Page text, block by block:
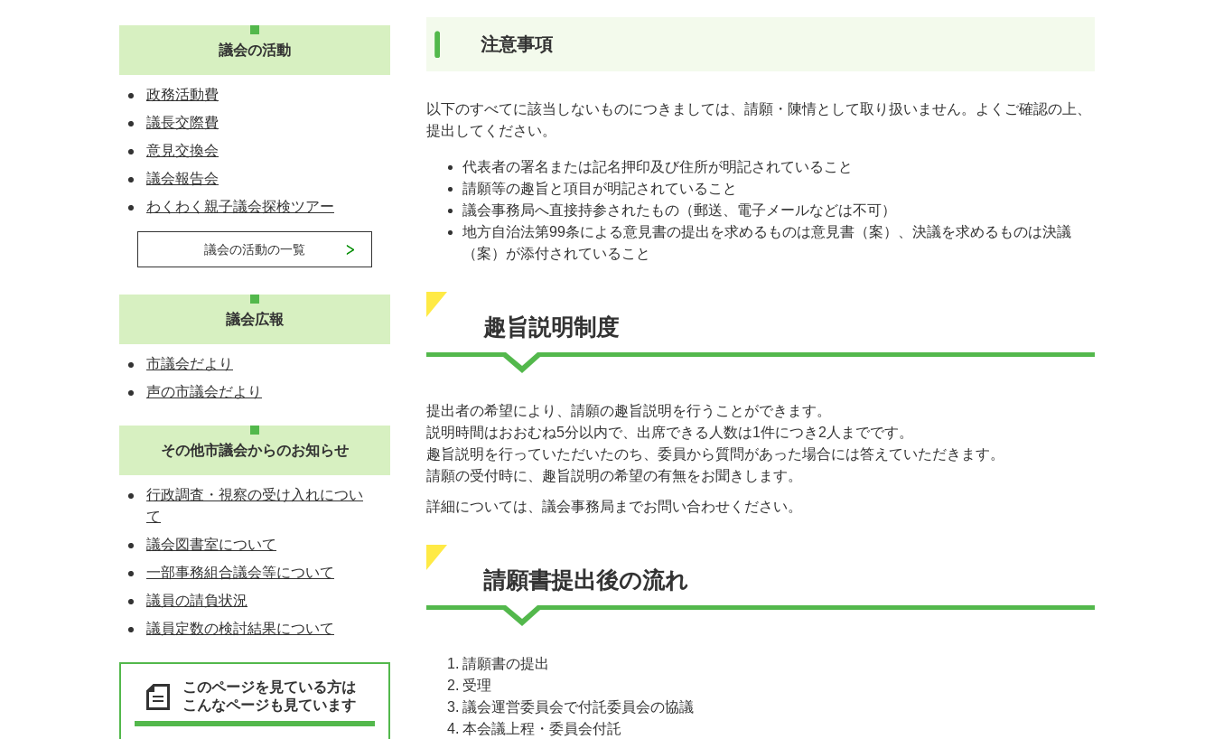
注意事項
以下のすべてに該当しないものにつきましては、請願・陳情として取り扱いません。よくご確認の上、
提出してください。
代表者の署名または記名押印及び住所が明記されていること
請願等の趣旨と項目が明記されていること
議会事務局へ直接持参されたもの（郵送、電子メールなどは不可）
地方自治法第99条による意見書の提出を求めるものは意見書（案）、決議を求めるものは決議
（案）が添付されていること
趣旨説明制度
提出者の希望により、請願の趣旨説明を行うことができます。
説明時間はおおむね5分以内で、出席できる人数は1件につき2人までです。
趣旨説明を行っていただいたのち、委員から質問があった場合には答えていただきます。
請願の受付時に、趣旨説明の希望の有無をお聞きします。
詳細については、議会事務局までお問い合わせください。
請願書提出後の流れ
請願書の提出
受理
議会運営委員会で付託委員会の協議
本会議上程・委員会付託
議会の活動
政務活動費
議長交際費
意見交換会
議会報告会
わくわく親子議会探検ツアー
議会の活動の一覧
議会広報
市議会だより
声の市議会だより
その他市議会からのお知らせ
行政調査・視察の受け入れについ
て
議会図書室について
一部事務組合議会等について
議員の請負状況
議員定数の検討結果について
このページを見ている方は
こんなページも見ています